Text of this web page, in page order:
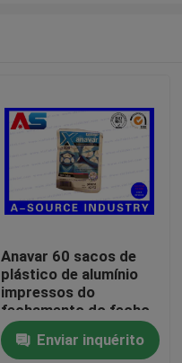
Anavar 60 sacos de
plástico de alumínio
impressos do
fechamento do fecho
de correr dos
ePeptidees das
Enviar inquérito